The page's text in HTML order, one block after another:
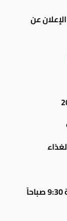
عن
التجمع الساعة 9 صباحاً والتحرك الساعة 9:30 صباحاً